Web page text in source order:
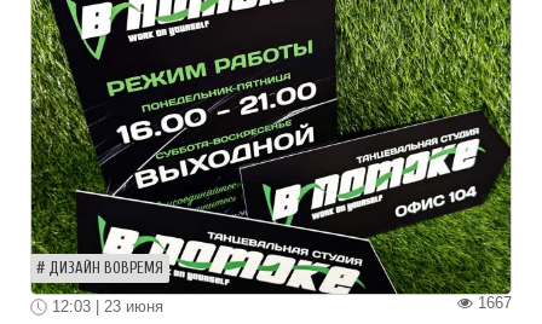
ДИЗАЙН ВОВРЕМЯ
1667
12:03 | 23 июня